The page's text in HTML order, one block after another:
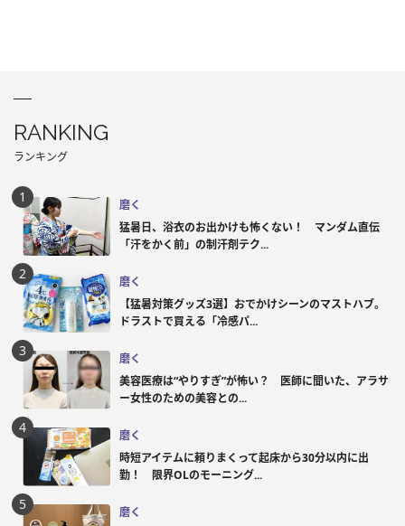
RANKING
ランキング
磨く
猛暑日、浴衣のお出かけも怖くない！ マンダム直伝
「汗をかく前」の制汗剤テク...
磨く
【猛暑対策グッズ3選】おでかけシーンのマストハブ。
ドラストで買える「冷感パ...
磨く
美容医療は“やりすぎ”が怖い？ 医師に聞いた、アラサ
ー女性のための美容との...
磨く
時短アイテムに頼りまくって起床から30分以内に出
勤！ 限界OLのモーニング...
磨く